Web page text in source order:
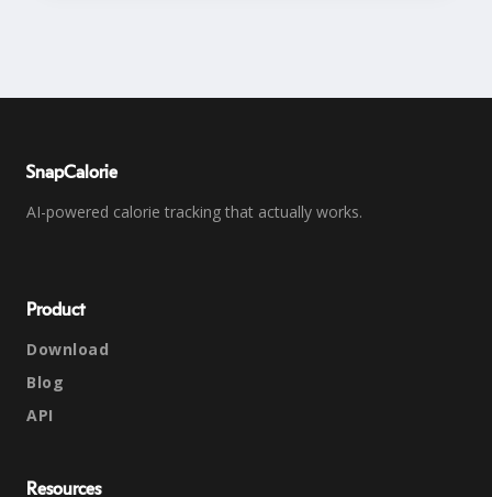
SnapCalorie
AI-powered calorie tracking that actually works.
Product
Download
Blog
API
Resources